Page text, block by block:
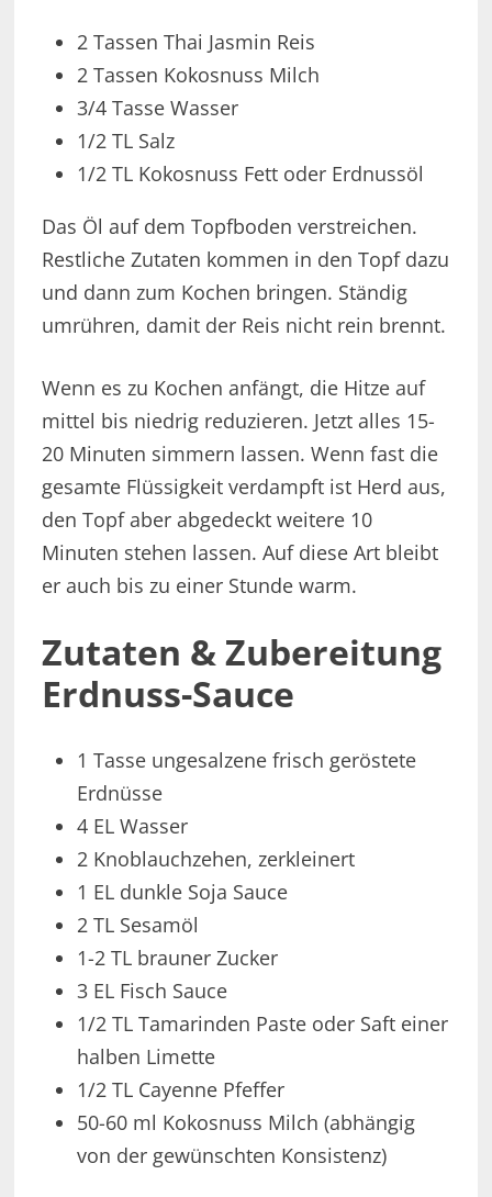
2 Tassen Thai Jasmin Reis
2 Tassen Kokosnuss Milch
3/4 Tasse Wasser
1/2 TL Salz
1/2 TL Kokosnuss Fett oder Erdnussöl
Das Öl auf dem Topfboden verstreichen.
Restliche Zutaten kommen in den Topf dazu
und dann zum Kochen bringen. Ständig
umrühren, damit der Reis nicht rein brennt.
Wenn es zu Kochen anfängt, die Hitze auf
mittel bis niedrig reduzieren. Jetzt alles 15-
20 Minuten simmern lassen. Wenn fast die
gesamte Flüssigkeit verdampft ist Herd aus,
den Topf aber abgedeckt weitere 10
Minuten stehen lassen. Auf diese Art bleibt
er auch bis zu einer Stunde warm.
Zutaten & Zubereitung
Erdnuss-Sauce
1 Tasse ungesalzene frisch geröstete
Erdnüsse
4 EL Wasser
2 Knoblauchzehen, zerkleinert
1 EL dunkle Soja Sauce
2 TL Sesamöl
1-2 TL brauner Zucker
3 EL Fisch Sauce
1/2 TL Tamarinden Paste oder Saft einer
halben Limette
1/2 TL Cayenne Pfeffer
50-60 ml Kokosnuss Milch (abhängig
von der gewünschten Konsistenz)